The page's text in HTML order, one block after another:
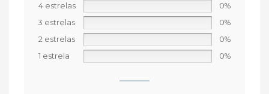
4 estrelas
0%
3 estrelas
0%
2 estrelas
0%
1 estrela
0%